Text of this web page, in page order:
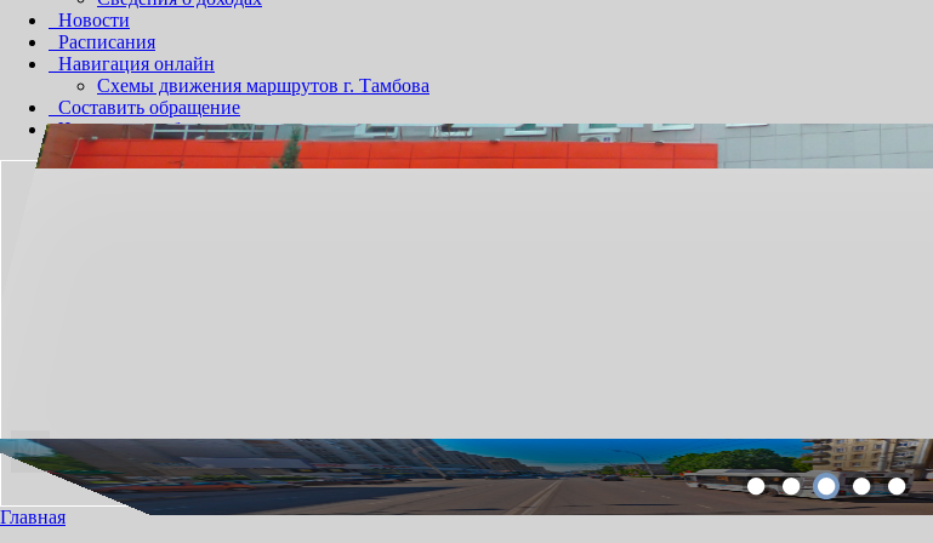
Новости
Расписания
Навигация онлайн
Схемы движения маршрутов г. Тамбова
Составить обращение
Частичная мобилизация
НЕОБХОДИМЫЙ ПРОЕЗД СДЕЛАЕМ ПРИЯТНЫМ!
Главная